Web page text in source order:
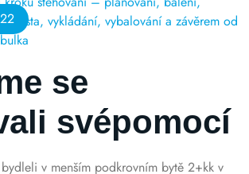
se
svépomocí
v menším podkrovním bytě 2+kk v